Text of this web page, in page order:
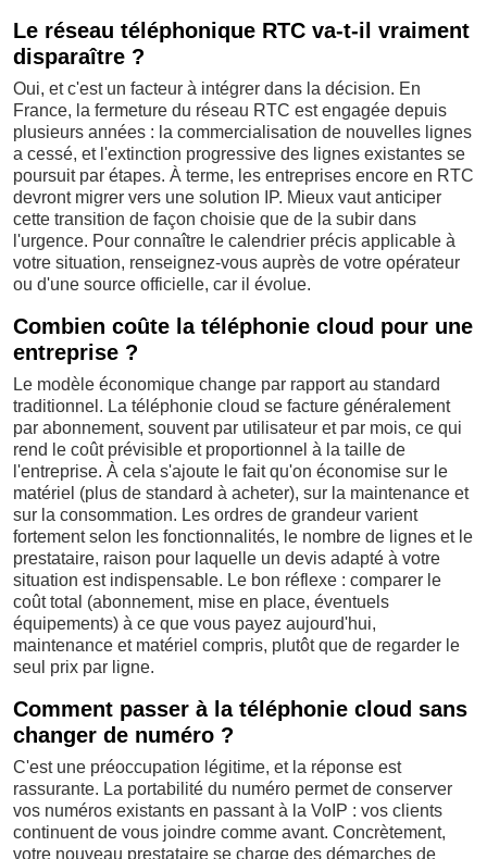
Le réseau téléphonique RTC va-t-il vraiment
disparaître ?
Oui, et c'est un facteur à intégrer dans la décision. En
France, la fermeture du réseau RTC est engagée depuis
plusieurs années : la commercialisation de nouvelles lignes
a cessé, et l'extinction progressive des lignes existantes se
poursuit par étapes. À terme, les entreprises encore en RTC
devront migrer vers une solution IP. Mieux vaut anticiper
cette transition de façon choisie que de la subir dans
l'urgence. Pour connaître le calendrier précis applicable à
votre situation, renseignez-vous auprès de votre opérateur
ou d'une source officielle, car il évolue.
Combien coûte la téléphonie cloud pour une
entreprise ?
Le modèle économique change par rapport au standard
traditionnel. La téléphonie cloud se facture généralement
par abonnement, souvent par utilisateur et par mois, ce qui
rend le coût prévisible et proportionnel à la taille de
l'entreprise. À cela s'ajoute le fait qu'on économise sur le
matériel (plus de standard à acheter), sur la maintenance et
sur la consommation. Les ordres de grandeur varient
fortement selon les fonctionnalités, le nombre de lignes et le
prestataire, raison pour laquelle un devis adapté à votre
situation est indispensable. Le bon réflexe : comparer le
coût total (abonnement, mise en place, éventuels
équipements) à ce que vous payez aujourd'hui,
maintenance et matériel compris, plutôt que de regarder le
seul prix par ligne.
Comment passer à la téléphonie cloud sans
changer de numéro ?
C'est une préoccupation légitime, et la réponse est
rassurante. La portabilité du numéro permet de conserver
vos numéros existants en passant à la VoIP : vos clients
continuent de vous joindre comme avant. Concrètement,
votre nouveau prestataire se charge des démarches de